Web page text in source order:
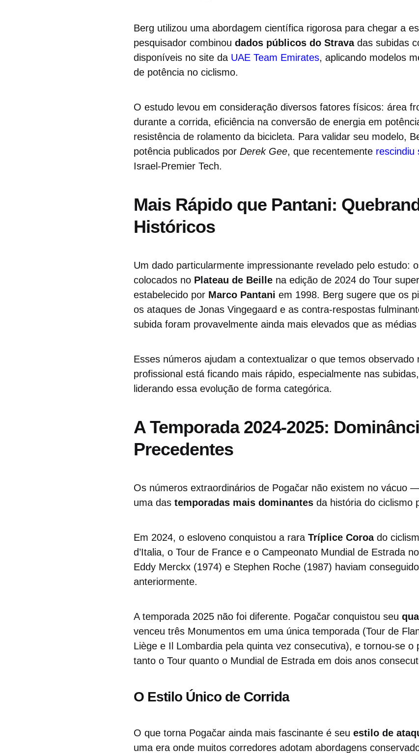
Berg utilizou uma abordagem científica rigorosa para chegar a
pesquisador combinou dados públicos do Stravadas subidas
disponíveis no site da UAE Team Emirates, aplicando modelos
de potência no ciclismo.
O estudo levou em consideração diversos fatores físicos: área
durante a corrida, eficiência na conversão de energia em
resistência de rolamento da bicicleta. Para validar seu modelo,
potência publicados por Derek Gee, que recentemente rescindiu
Israel-Premier Tech.
Mais Rápido que Pantani:
Históricos
Um dado particularmente impressionante revelado pelo estudo:
colocados no Plateau de Beille na edição de 2024 do Tour
estabelecido por Marco Pantani em 1998. Berg sugere que os
os ataques de Jonas Vingegaard e as contra-respostas
subida foram provavelmente ainda mais elevados que as médias
Esses números ajudam a contextualizar o que temos observado
profissional está ficando mais rápido, especialmente nas
liderando essa evolução de forma categórica.
A Temporada 2024-2025:
Precedentes
Os números extraordinários de Pogačar não existem no vácuo
uma das temporadas mais dominantes da história do ciclismo
Em 2024, o esloveno conquistou a rara Tríplice Coroado
d’Italia, o Tour de France e o Campeonato Mundial de Estrada
Eddy Merckx (1974) e Stephen Roche (1987) haviam
anteriormente.
A temporada 2025 não foi diferente. Pogačar conquistou seu
venceu três Monumentos em uma única temporada (Tour de
Liège e Il Lombardia pela quinta vez consecutiva), e tornou-se o
tanto o Tour quanto o Mundial de Estrada em dois anos
O Estilo Único de Corrida
O que torna Pogačar ainda mais fascinante é seu estilo de
uma era onde muitos corredores adotam abordagens